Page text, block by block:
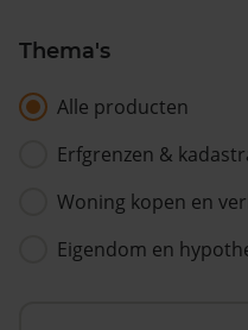
Thema's
Alle producten
Erfgrenzen &
Woning kopen en
Eigendom en